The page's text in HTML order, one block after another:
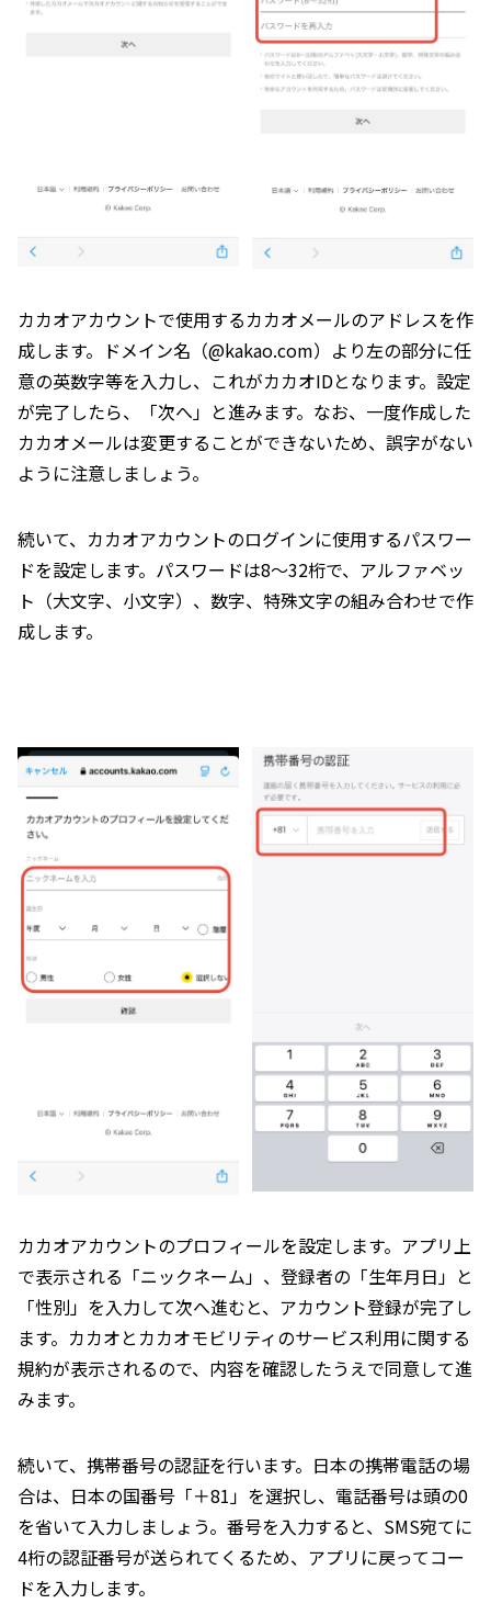
カカオアカウントで使用するカカオメールのアドレスを作
成します。ドメイン名（@kakao.com）より左の部分に任
意の英数字等を入力し、これがカカオIDとなります。設定
が完了したら、「次へ」と進みます。なお、一度作成した
カカオメールは変更することができないため、誤字がない
ように注意しましょう。
続いて、カカオアカウントのログインに使用するパスワー
ドを設定します。パスワードは8～32桁で、アルファベッ
ト（大文字、小文字）、数字、特殊文字の組み合わせで作
成します。
カカオアカウントのプロフィールを設定します。アプリ上
で表示される「ニックネーム」、登録者の「生年月日」と
「性別」を入力して次へ進むと、アカウント登録が完了し
ます。カカオとカカオモビリティのサービス利用に関する
規約が表示されるので、内容を確認したうえで同意して進
みます。
続いて、携帯番号の認証を行います。日本の携帯電話の場
合は、日本の国番号「＋81」を選択し、電話番号は頭の0
を省いて入力しましょう。番号を入力すると、SMS宛てに
4桁の認証番号が送られてくるため、アプリに戻ってコー
ドを入力します。